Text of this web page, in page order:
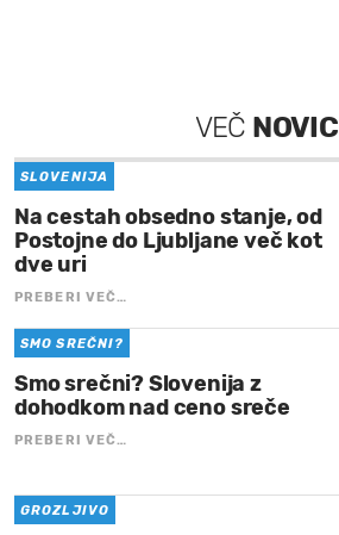
VEČ NOVIC
SLOVENIJA
Na cestah obsedno stanje, od
Postojne do Ljubljane več kot
dve uri
PREBERI VEČ…
SMO SREČNI?
Smo srečni? Slovenija z
dohodkom nad ceno sreče
PREBERI VEČ…
GROZLJIVO